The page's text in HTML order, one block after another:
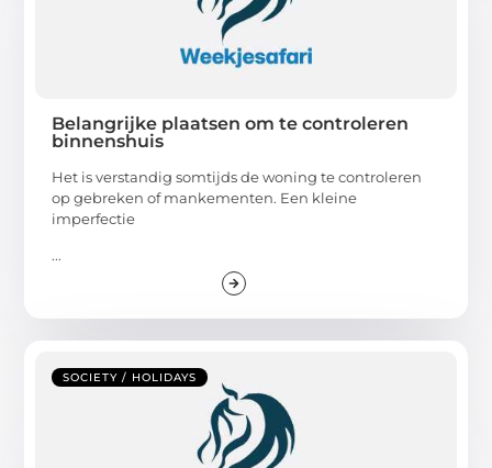
Belangrijke plaatsen om te controleren
binnenshuis
Het is verstandig somtijds de woning te controleren
op gebreken of mankementen. Een kleine
imperfectie
...
SOCIETY / HOLIDAYS